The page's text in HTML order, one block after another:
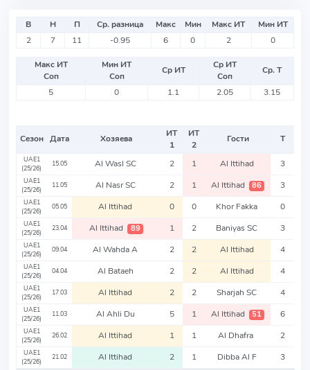
В Н П Ср. разница Макс Мин Макс ИТ
Мин ИТ
2
7 11 -0.95 6 0 2 0
Макс ИТ
Соп
Мин ИТ
Соп
Ср ИТ
Ср ИТ
Соп
Ср. Т
5
0 1.1 2.05 3.15
Сезон Дата Хозяева
ИТ
1
ИТ
2
Гости Т
UAE1
(25/26)
15.05 Al Wasl SC 2 1 Al Ittihad 3
UAE1
(25/26)
11.05 Al Nasr SC 2 1 Al Ittihad 86 3
UAE1
(25/26)
05.05 Al Ittihad 0 0 Khor Fakka 0
UAE1
(25/26)
23.04 Al Ittihad 89 1 2 Baniyas SC 3
UAE1
(25/26)
09.04 Al Wahda A 2 2 Al Ittihad 4
UAE1
(25/26)
04.04 Al Bataeh 2 2 Al Ittihad 4
UAE1
(25/26)
17.03 Al Ittihad 2 2 Sharjah SC 4
UAE1
(25/26)
11.03 Al Ahli Du 5 1 Al Ittihad 51 6
UAE1
(25/26)
26.02 Al Ittihad 1 1 Al Dhafra 2
UAE1
(25/26)
21.02 Al Ittihad 2 1 Dibba Al F 3